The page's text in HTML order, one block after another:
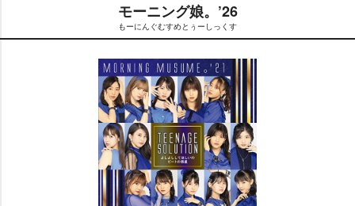
モーニング娘。’26
もーにんぐむすめとぅーしっくす